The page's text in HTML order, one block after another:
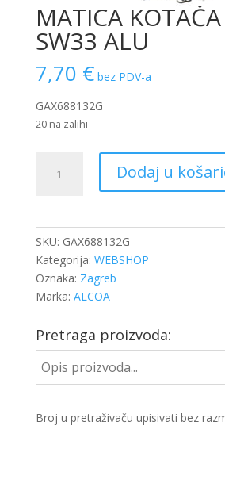
MATICA
SW33 ALU
7,70 € bez PDV-a
GAX688132G
20 na zalihi
KOTAČA
Dodaj u
SKU: GAX688132G
Kategorija: WEBSHOP
Oznaka: Zagreb
Marka: ALCOA
Pretraga proizvoda:
Broj u pretraživaču upisivati bez